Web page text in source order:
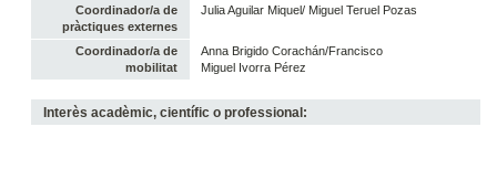
Coordinador/a de
pràctiques externes
Julia Aguilar Miquel/ Miguel Teruel Pozas
Coordinador/a de
mobilitat
Anna Brigido Corachán/Francisco
Miguel Ivorra Pérez
Interès acadèmic, científic o professional: